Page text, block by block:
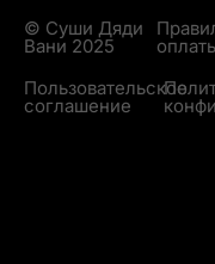
© Суши Дяди
Вани 2025
Пользовательское
соглашение